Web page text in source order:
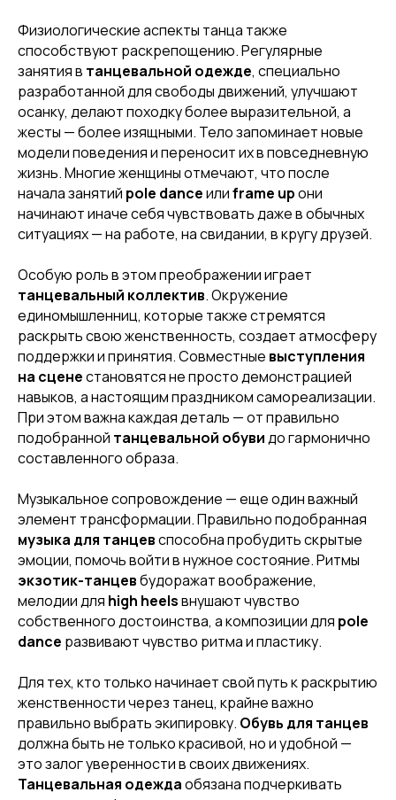
Физиологические аспекты танца также
способствуют раскрепощению. Регулярные
занятия в танцевальной одежде, специально
разработанной для свободы движений, улучшают
осанку, делают походку более выразительной, а
жесты — более изящными. Тело запоминает новые
модели поведения и переносит их в повседневную
жизнь. Многие женщины отмечают, что после
начала занятий pole danceилиframe upони
начинают иначе себя чувствовать даже в обычных
ситуациях — на работе, на свидании, в кругу друзей.
Особую роль в этом преображении играет
танцевальный коллектив. Окружение
единомышленниц, которые также стремятся
раскрыть свою женственность, создает атмосферу
поддержки и принятия. Совместные выступления
на сценестановятся не просто демонстрацией
навыков, а настоящим праздником самореализации.
При этом важна каждая деталь — от правильно
подобранной танцевальной обувидо гармонично
составленного образа.
Музыкальное сопровождение — еще один важный
элемент трансформации. Правильно подобранная
музыка для танцевспособна пробудить скрытые
эмоции, помочь войти в нужное состояние. Ритмы
экзотик-танцевбудоражат воображение,
мелодии для high heelsвнушают чувство
собственного достоинства, а композиции для pole
dance развивают чувство ритма и пластику.
Для тех, кто только начинает свой путь к раскрытию
женственности через танец, крайне важно
правильно выбрать экипировку. Обувь для танцев
должна быть не только красивой, но и удобной —
это залог уверенности в своих движениях.
Танцевальная одеждаобязана подчеркивать